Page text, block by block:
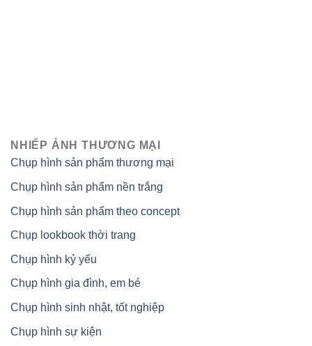
NHIẾP ẢNH THƯƠNG MẠI
Chụp hình sản phẩm thương mại
Chụp hình sản phẩm nền trắng
Chụp hình sản phẩm theo concept
Chụp lookbook thời trang
Chụp hình kỷ yếu
Chụp hình gia đình, em bé
Chụp hình sinh nhật, tốt nghiệp
Chụp hình sự kiện